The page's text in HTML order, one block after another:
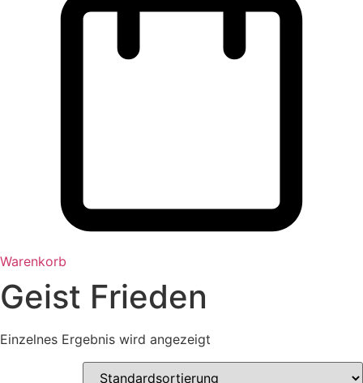
Warenkorb
Geist Frieden
Einzelnes Ergebnis wird angezeigt